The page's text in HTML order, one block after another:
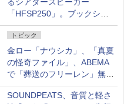
「HFSP250」。ブックシェ
ルフはペア3万円以下
トピック
金ロー「ナウシカ」、「真夏
の怪奇ファイル」、ABEMA
で「葬送のフリーレン」無料
配信など。夏の特番・配信情
報
SOUNDPEATS、音質と軽さ